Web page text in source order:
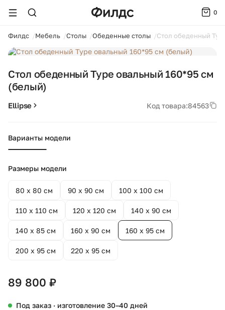
0
Филдс Мебель Столы Обеденные столы Стол обеденный
Стол обеденный Type овальный 160*95 см
(белый)
Ellipse Код товара:84563
Варианты модели
Размеры модели
80 х 80 см 90 х 90 см 100 х 100 см
110 х 110 см 120 х 120 см 140 х 90 см
140 х 85 см 160 х 90 см 160 х 95 см
200 х 95 см 220 х 95 см
89 800 ₽
Под заказ · изготовление 30–40 дней